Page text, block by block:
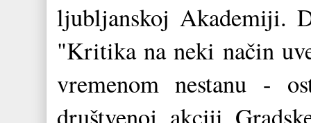
ljubljanskoj Akademiji.
"Kritika na neki način
vremenom nestanu -
društvenoj akciji